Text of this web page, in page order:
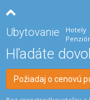
Ubytovanie Hotely
Hľadáte
Požiadaj o cenovú